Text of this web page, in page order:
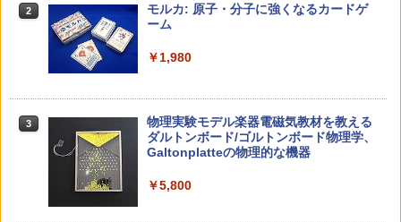
￥2,200
3
カウンセリングとは何か 変化するという
こと (講談社現代新書 2787)
何回も書ける! れんしゅうボード ひらが
な・カタカナ・すうじ・ABC 3歳以上 知
【くもん出版公式特別セット】くもん出
版(KUMON PUBLISHING) くもんの日本
知育玩具 おもちゃ 5歳以上 KUMON PN-
￥2,750
￥4,290
2
モルカ: 原子・分子に強くなるカードゲ
ーム
￥1,980
3
物理実験モデル楽器電磁気教材を教える
ダルトンボード/ゴルトンボード物理学、
Galtonplatteの物理的な機器
￥5,800